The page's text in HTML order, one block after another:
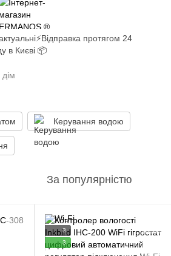
протягом 24
в Києві 📦
Керування водою
За популярністю
3
3